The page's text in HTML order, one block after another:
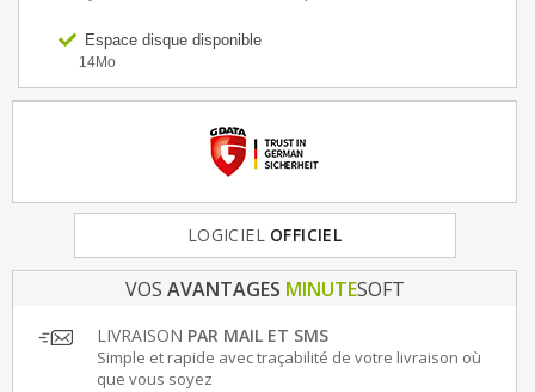
Espace disque disponible
14Mo
LOGICIEL OFFICIEL
FRANCE & EUROPE
VOS AVANTAGES MINUTESOFT
LIVRAISON PAR MAIL ET SMS
Simple et rapide avec traçabilité de votre livraison où
que vous soyez